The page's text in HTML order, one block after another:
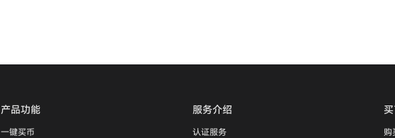
产品功能
一键买币
服务介绍
认证服务
购